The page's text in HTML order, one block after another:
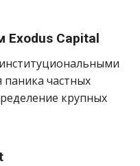
Capital
частных
крупных